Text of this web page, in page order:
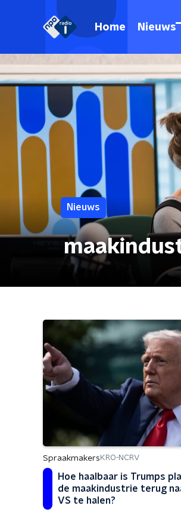
Home Nieuws
Nieuws
Spraakmakers KRO-NCRV
Hoe haalbaar is Trumps
de maakindustrie terug
VS te halen?